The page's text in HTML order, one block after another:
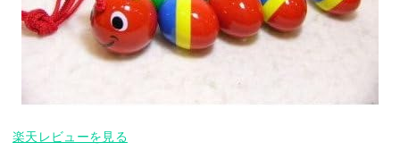
楽天レビューを見る